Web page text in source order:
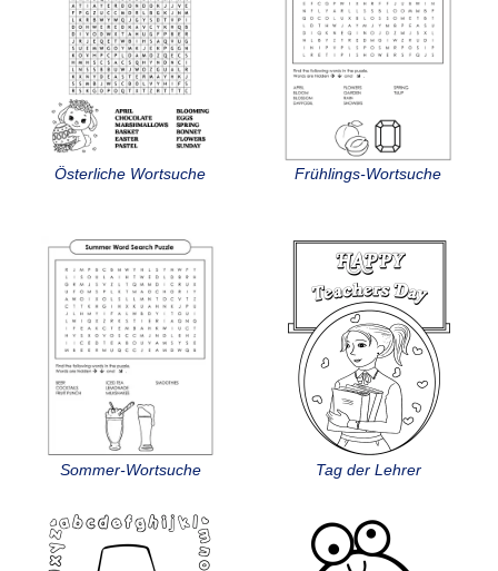
Österliche Wortsuche Frühlings-Wortsuche
Sommer-Wortsuche Tag der Lehrer